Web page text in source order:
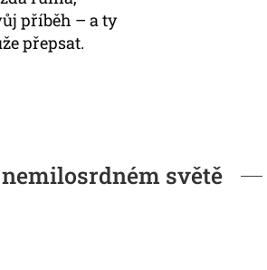
příběh – a ty
přepsat.
světě